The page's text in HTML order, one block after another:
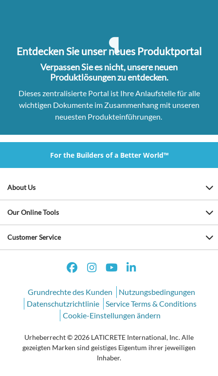
Entdecken Sie unser neues Produktportal
Verpassen Sie es nicht, unsere neuen
Produktlösungen zu entdecken.
Dieses zentralisierte Portal ist Ihre Anlaufstelle für alle
wichtigen Dokumente im Zusammenhang mit unseren
neuesten Produkteinführungen.
For the Builders of a Better World™
About Us
Our Online Tools
Customer Service
Grundrechte des Kunden
Nutzungsbedingungen
Datenschutzrichtlinie
Service Terms & Conditions
Cookie-Einstellungen ändern
Urheberrecht © 2026 LATICRETE International, Inc. Alle
gezeigten Marken sind geistiges Eigentum ihrer jeweiligen
Inhaber.